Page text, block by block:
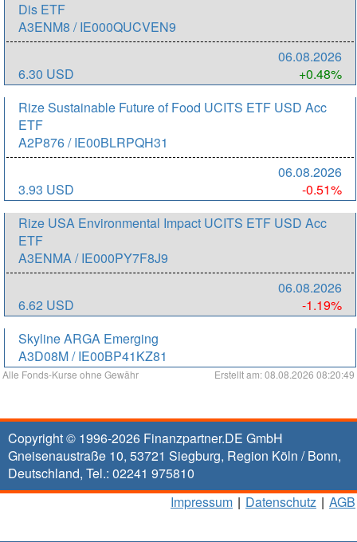
Dis ETF
A3ENM8 / IE000QUCVEN9
6.30 USD
06.08.2026
+0.48%
Rize Sustainable Future of Food UCITS ETF USD Acc
ETF
A2P876 / IE00BLRPQH31
3.93 USD
06.08.2026
-0.51%
Rize USA Environmental Impact UCITS ETF USD Acc
ETF
A3ENMA / IE000PY7F8J9
6.62 USD
06.08.2026
-1.19%
Skyline ARGA Emerging
A3D08M / IE00BP41KZ81
Alle Fonds-Kurse ohne Gewähr Erstellt am: 08.08.2026 08:20:49
Copyright © 1996-2026 Finanzpartner.DE GmbH
Gneisenaustraße 10, 53721 Siegburg, Region Köln / Bonn,
Deutschland, Tel.: 02241 975810
Impressum | Datenschutz | AGB